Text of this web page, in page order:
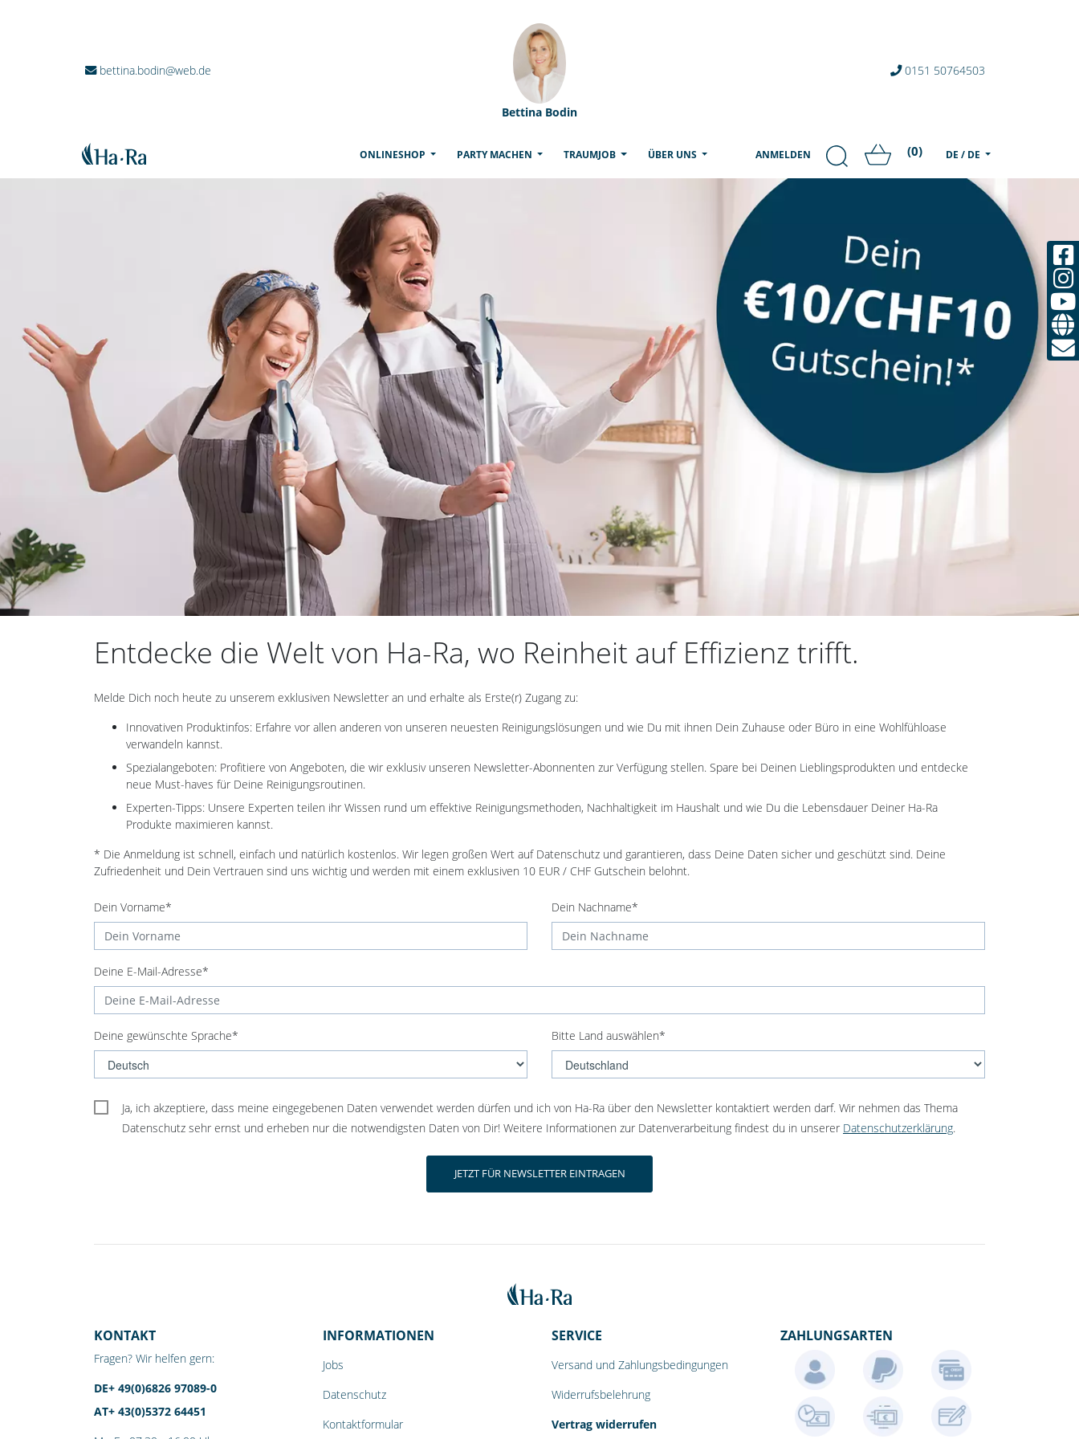
bettina.bodin@web.de
Bettina Bodin
0151 50764503
ONLINESHOP (CURRENT)PARTY MACHEN TRAUMJOB ÜBER UNS ANMELDEN (0) DE / DE
Entdecke die Welt von Ha-Ra, wo Reinheit auf Effizienz trifft.
Melde Dich noch heute zu unserem exklusiven Newsletter an und erhalte als Erste(r) Zugang zu:
Innovativen Produktinfos: Erfahre vor allen anderen von unseren neuesten Reinigungslösungen und wie Du mit ihnen Dein Zuhause oder Büro in eine Wohlfühloase
verwandeln kannst.
Spezialangeboten: Profitiere von Angeboten, die wir exklusiv unseren Newsletter-Abonnenten zur Verfügung stellen. Spare bei Deinen Lieblingsprodukten und entdecke
neue Must-haves für Deine Reinigungsroutinen.
Experten-Tipps: Unsere Experten teilen ihr Wissen rund um effektive Reinigungsmethoden, Nachhaltigkeit im Haushalt und wie Du die Lebensdauer Deiner Ha-Ra
Produkte maximieren kannst.
* Die Anmeldung ist schnell, einfach und natürlich kostenlos. Wir legen großen Wert auf Datenschutz und garantieren, dass Deine Daten sicher und geschützt sind. Deine
Zufriedenheit und Dein Vertrauen sind uns wichtig und werden mit einem exklusiven 10 EUR / CHF Gutschein belohnt.
Dein Vorname* Dein Nachname*
Deine E-Mail-Adresse*
Deine gewünschte Sprache* Bitte Land auswählen*
Ja, ich akzeptiere, dass meine eingegebenen Daten verwendet werden dürfen und ich von Ha-Ra über den Newsletter kontaktiert werden darf. Wir nehmen das Thema
Datenschutz sehr ernst und erheben nur die notwendigsten Daten von Dir! Weitere Informationen zur Datenverarbeitung findest du in unserer Datenschutzerklärung.
KONTAKT
Fragen? Wir helfen gern:
DE+ 49(0)6826 97089-0
AT+ 43(0)5372 64451
INFORMATIONEN
Jobs
Datenschutz
Kontaktformular
SERVICE
Versand und Zahlungsbedingungen
Widerrufsbelehrung
Vertrag widerrufen
ZAHLUNGSARTEN